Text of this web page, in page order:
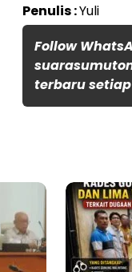
Penulis :Yuli
Follow
terbaru